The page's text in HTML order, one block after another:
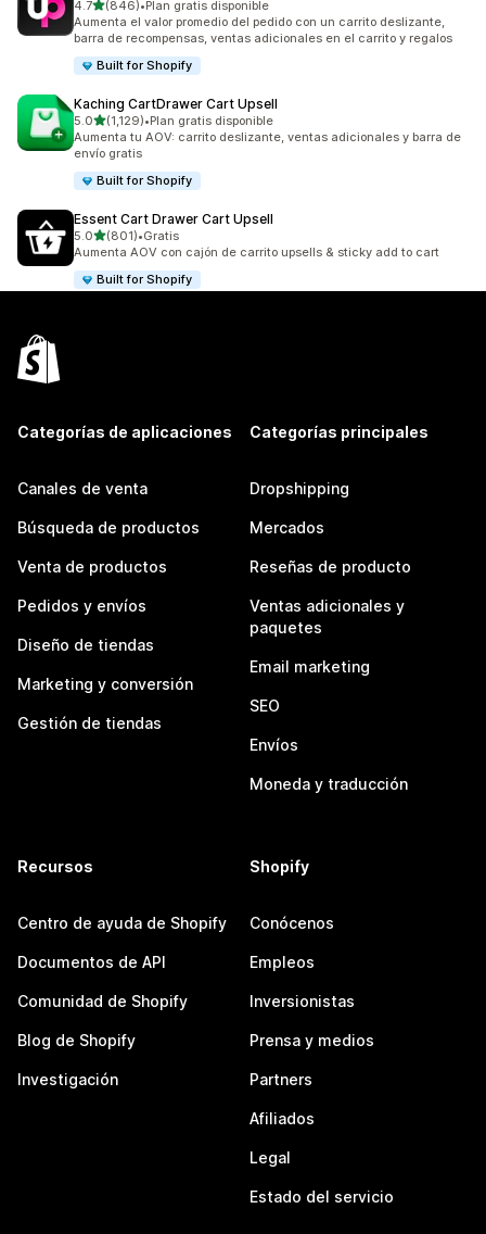
4.7de 5 estrellas
(846)
846 reseñas en total
•Plan gratis disponible
Aumenta el valor promedio del pedido con un carrito deslizante,
barra de recompensas, ventas adicionales en el carrito y regalos
Built for Shopify
Kaching CartDrawer Cart Upsell
5.0de 5 estrellas
(1,129)
1129 reseñas en total
•Plan gratis disponible
Aumenta tu AOV: carrito deslizante, ventas adicionales y barra de
envío gratis
Built for Shopify
Essent Cart Drawer Cart Upsell
5.0de 5 estrellas
(801)
801 reseñas en total
•Gratis
Aumenta AOV con cajón de carrito upsells & sticky add to cart
Built for Shopify
Categorías de aplicaciones
Canales de venta
Búsqueda de productos
Venta de productos
Pedidos y envíos
Diseño de tiendas
Marketing y conversión
Gestión de tiendas
Categorías principales
Dropshipping
Mercados
Reseñas de producto
Ventas adicionales y
paquetes
Email marketing
SEO
Envíos
Moneda y traducción
Recursos
Centro de ayuda de Shopify
Documentos de API
Comunidad de Shopify
Blog de Shopify
Investigación
Shopify
Conócenos
Empleos
Inversionistas
Prensa y medios
Partners
Afiliados
Legal
Estado del servicio